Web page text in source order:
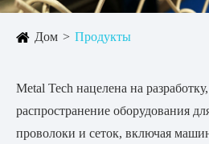
Дом Продукты
Metal Tech нацелена на
распространение оборудования
проволоки и сеток, включая